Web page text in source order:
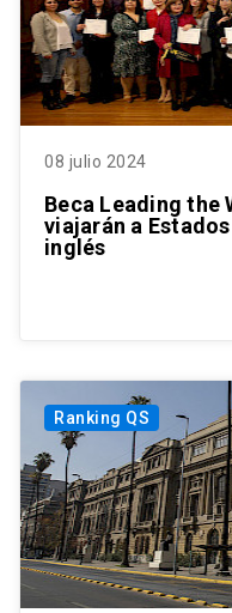
08 julio 2024
Beca Leading the
viajarán a
inglés
Ranking QS